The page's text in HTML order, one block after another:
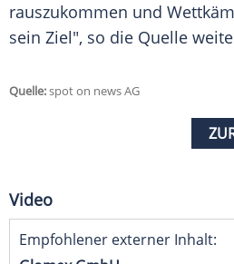
rauszukommen und
sein Ziel", so die Quelle
Quelle:spot on news AG
Video
Empfohlener externer Inhalt: